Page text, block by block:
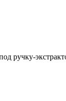
ручку-